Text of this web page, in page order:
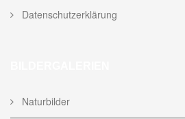
Datenschutzerklärung
Naturbilder